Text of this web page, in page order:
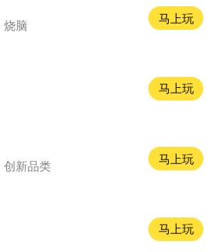
烧脑
马上玩
马上玩
创新品类
马上玩
马上玩